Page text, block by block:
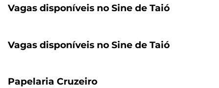
Vagas disponíveis no Sine de Taió
Vagas disponíveis no Sine de Taió
Papelaria Cruzeiro